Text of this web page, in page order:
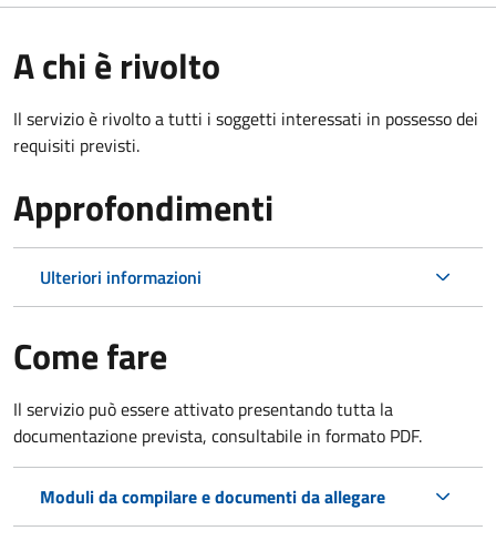
A chi è rivolto
Il servizio è rivolto a tutti i soggetti interessati in possesso dei
requisiti previsti.
Approfondimenti
Ulteriori informazioni
Come fare
Il servizio può essere attivato presentando tutta la
documentazione prevista, consultabile in formato PDF.
Moduli da compilare e documenti da allegare